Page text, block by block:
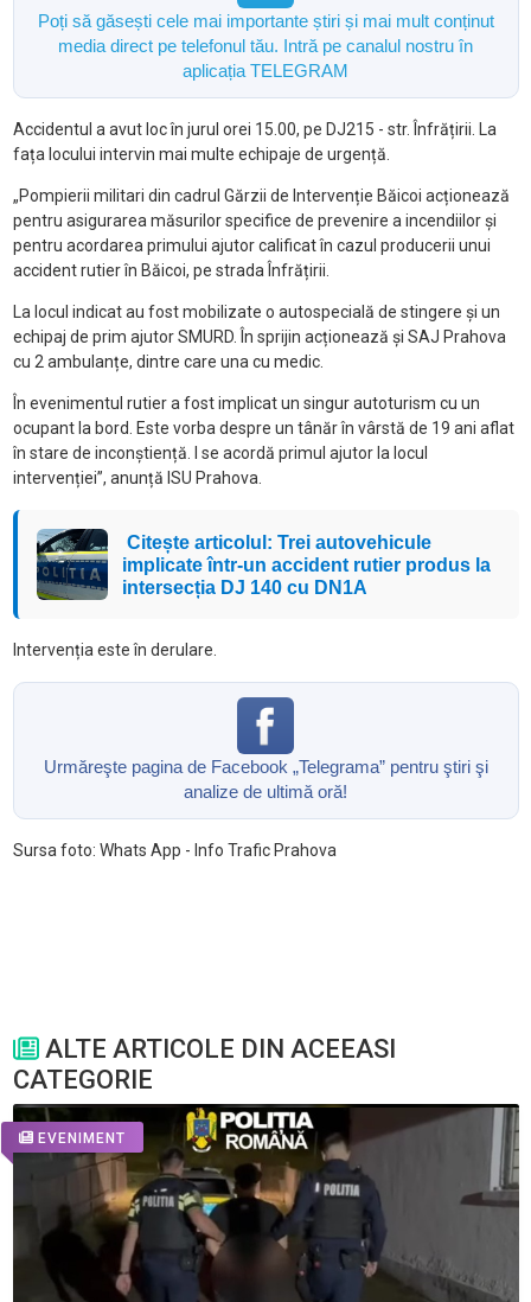
Poți să găsești cele mai importante știri și mai mult conținut
media direct pe telefonul tău. Intră pe canalul nostru în
aplicația TELEGRAM
Accidentul a avut loc în jurul orei 15.00, pe DJ215 - str. Înfrățirii. La
fața locului intervin mai multe echipaje de urgență.
„Pompierii militari din cadrul Gărzii de Intervenție Băicoi acționează
pentru asigurarea măsurilor specifice de prevenire a incendiilor și
pentru acordarea primului ajutor calificat în cazul producerii unui
accident rutier în Băicoi, pe strada Înfrățirii.
La locul indicat au fost mobilizate o autospecială de stingere și un
echipaj de prim ajutor SMURD. În sprijin acționează și SAJ Prahova
cu 2 ambulanțe, dintre care una cu medic.
În evenimentul rutier a fost implicat un singur autoturism cu un
ocupant la bord. Este vorba despre un tânăr în vârstă de 19 ani aflat
în stare de inconștiență. I se acordă primul ajutor la locul
intervenției”, anunță ISU Prahova.
Citește articolul: Trei autovehicule
implicate într-un accident rutier produs la
intersecția DJ 140 cu DN1A
Intervenția este în derulare.
Urmăreşte pagina de Facebook „Telegrama” pentru ştiri şi
analize de ultimă oră!
Sursa foto: Whats App - Info Trafic Prahova
ALTE ARTICOLE DIN ACEEASI
CATEGORIE
EVENIMENT